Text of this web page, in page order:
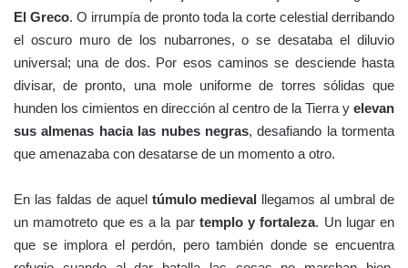
El Greco. O irrumpía de pronto toda la corte celestial derribando
el oscuro muro de los nubarrones, o se desataba el diluvio
universal; una de dos. Por esos caminos se desciende hasta
divisar, de pronto, una mole uniforme de torres sólidas que
hunden los cimientos en dirección al centro de la Tierra y elevan
sus almenas hacia las nubes negras, desafiando la tormenta
que amenazaba con desatarse de un momento a otro.
En las faldas de aquel túmulo medieval llegamos al umbral de
un mamotreto que es a la par templo y fortaleza. Un lugar en
que se implora el perdón, pero también donde se encuentra